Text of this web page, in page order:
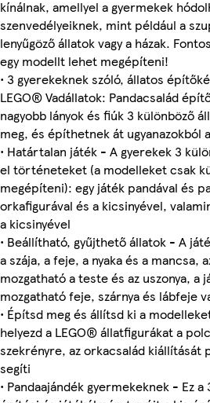
kínálnak, amellyel a gyermekek
szenvedélyeiknek, mint például a
lenyűgöző állatok vagy a házak.
egy modellt lehet megépíteni!
• 3 gyerekeknek szóló, állatos
LEGO® Vadállatok: Pandacsalád
nagyobb lányok és fiúk 3 különböző
meg, és építhetnek át ugyanazokból
• Határtalan játék - A gyerekek 3
el történeteket (a modelleket csak
megépíteni): egy játék pandával és
orkafigurával és a kicsinyével,
a kicsinyével
• Beállítható, gyűjthető állatok - A
a szája, a feje, a nyaka és a mancsa,
mozgatható a teste és az uszonya, a
mozgatható feje, szárnya és lábfeje
• Építsd meg és állítsd ki a
helyezd a LEGO® állatfigurákat a
szekrényre, az orkacsalád kiállítását
segíti
• Pandaajándék gyermekeknek - Ez